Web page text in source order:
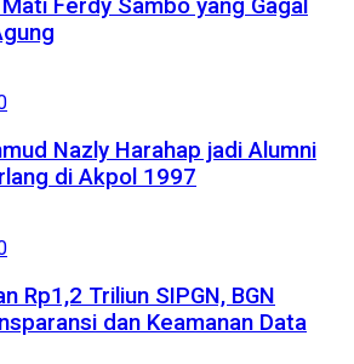
Ferdy Sambo yang Gagal
Nazly Harahap jadi Alumni
di Akpol 1997
Rp1,2 Triliun SIPGN, BGN
dan Keamanan Data